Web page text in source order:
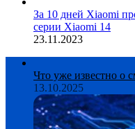
За 10 дней Xiaomi
серии Xiaomi 14
23.11.2023
Что уже известно о
13.10.2025